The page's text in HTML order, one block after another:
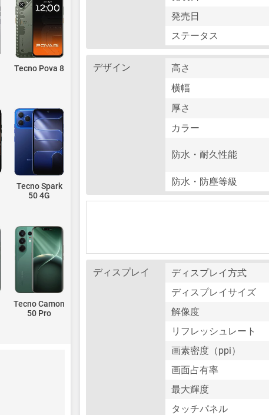
発売日
ステータス
デザイン 高さ
横幅
厚さ
カラー
防水・耐久性能
防水・防塵等級
ディスプレイ ディスプレイ方式
ディスプレイサイズ
解像度
リフレッシュレート
画素密度（ppi）
画面占有率
最大輝度
タッチパネル
Tecno Pova 8
Tecno Spark
50 4G
Tecno Camon
50 Pro